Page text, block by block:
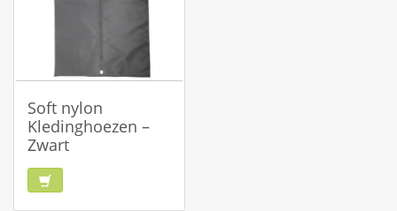
Soft nylon
Kledinghoezen –
Zwart